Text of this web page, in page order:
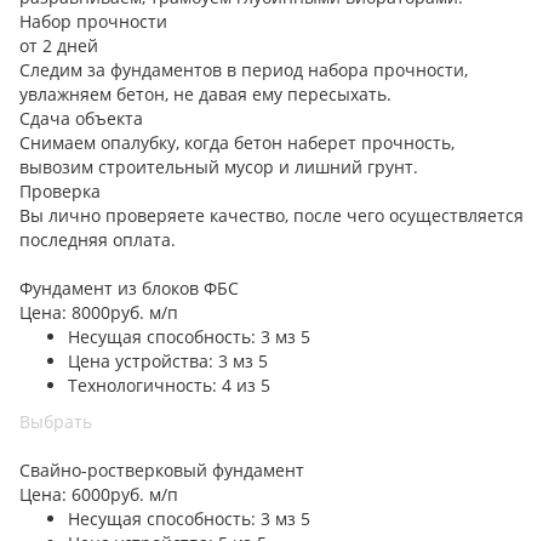
Набор прочности
от 2 дней
Следим за фундаментов в период набора прочности,
увлажняем бетон, не давая ему пересыхать.
Сдача объекта
Снимаем опалубку, когда бетон наберет прочность,
вывозим строительный мусор и лишний грунт.
Проверка
Вы лично проверяете качество, после чего осуществляется
последняя оплата.
Фундамент из блоков ФБС
Цена: 8000руб. м/п
Несущая способность: 3 мз 5
Цена устройства: 3 мз 5
Технологичность: 4 из 5
Выбрать
Свайно-ростверковый фундамент
Цена: 6000руб. м/п
Несущая способность: 3 мз 5